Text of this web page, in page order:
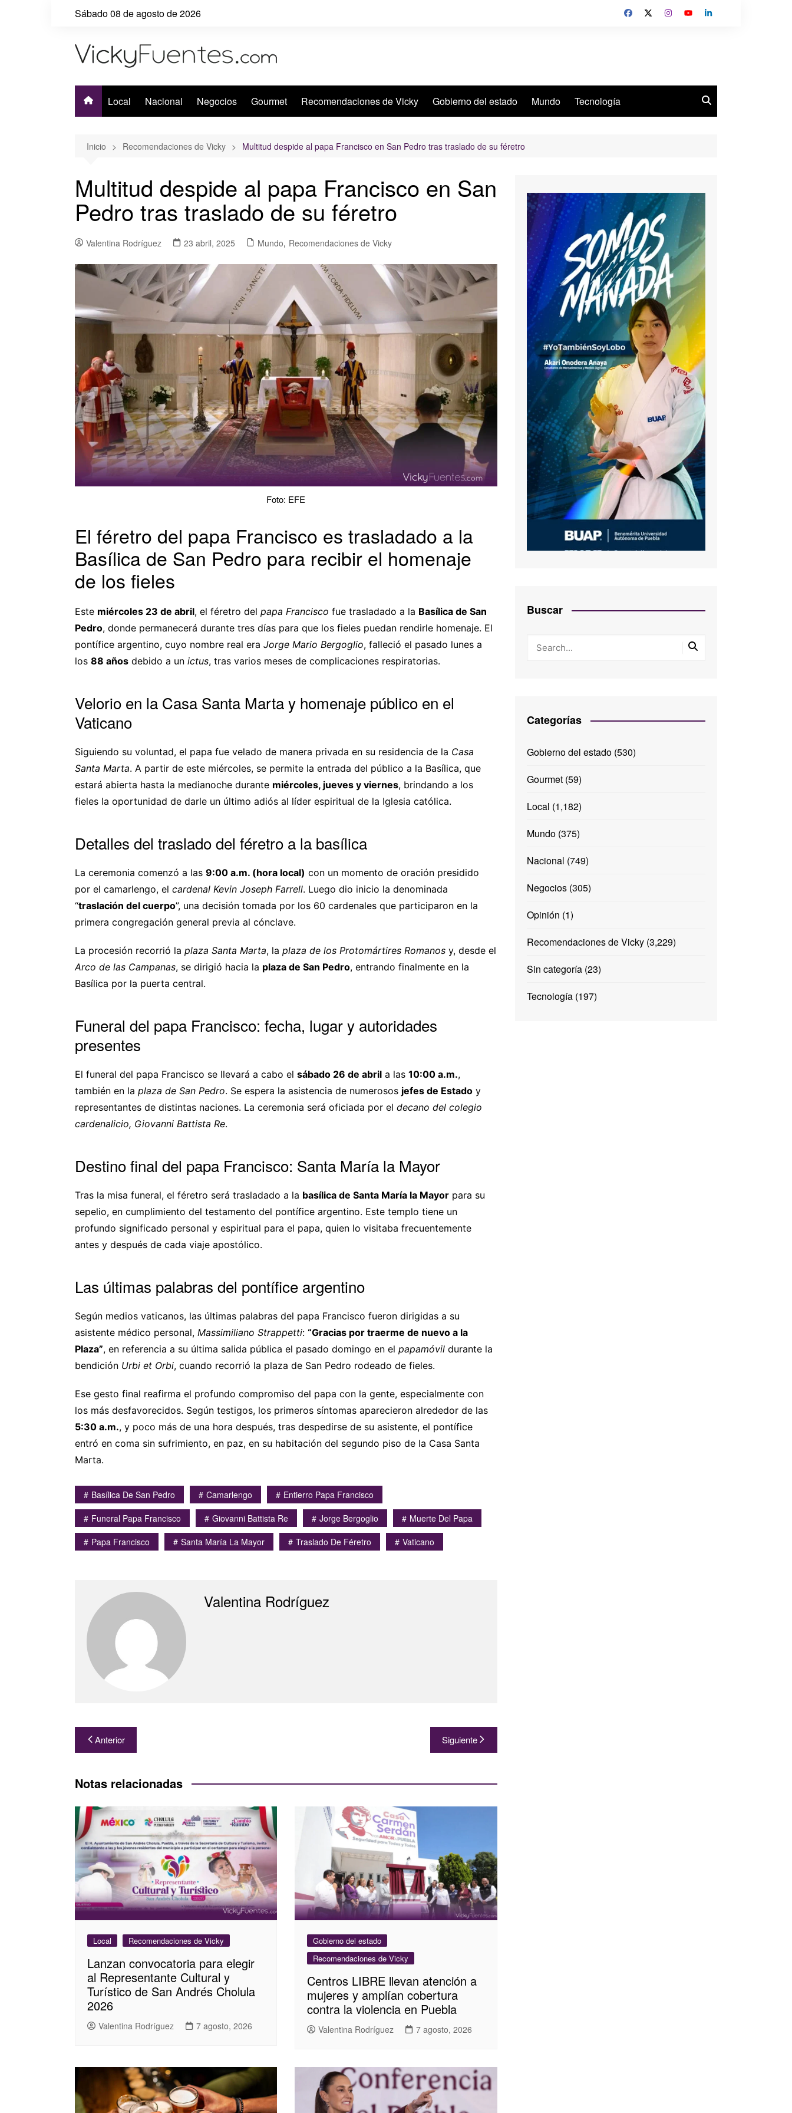
Sábado 08 de agosto de 2026
Local Nacional Negocios Gourmet Recomendaciones de Vicky Gobierno del estado Mundo Tecnología
Inicio Recomendaciones de Vicky Multitud despide al papa Francisco en San Pedro tras traslado de su féretro
Multitud despide al papa Francisco en San
Pedro tras traslado de su féretro
Valentina Rodríguez 23 abril, 2025 Mundo, Recomendaciones de Vicky
Foto: EFE
El féretro del papa Francisco es trasladado a la
Basílica de San Pedro para recibir el homenaje
de los fieles
Este miércoles 23 de abril, el féretro del papa Francisco fue trasladado a la Basílica de San
Pedro, donde permanecerá durante tres días para que los fieles puedan rendirle homenaje. El
pontífice argentino, cuyo nombre real era Jorge Mario Bergoglio, falleció el pasado lunes a
los 88 años debido a un ictus, tras varios meses de complicaciones respiratorias.
Velorio en la Casa Santa Marta y homenaje público en el
Vaticano
Siguiendo su voluntad, el papa fue velado de manera privada en su residencia de la Casa
Santa Marta. A partir de este miércoles, se permite la entrada del público a la Basílica, que
estará abierta hasta la medianoche durante miércoles, jueves y viernes, brindando a los
fieles la oportunidad de darle un último adiós al líder espiritual de la Iglesia católica.
Detalles del traslado del féretro a la basílica
La ceremonia comenzó a las 9:00 a.m. (hora local) con un momento de oración presidido
por el camarlengo, el cardenal Kevin Joseph Farrell. Luego dio inicio la denominada
“traslación del cuerpo”, una decisión tomada por los 60 cardenales que participaron en la
primera congregación general previa al cónclave.
La procesión recorrió la plaza Santa Marta, la plaza de los Protomártires Romanos y, desde el
Arco de las Campanas, se dirigió hacia la plaza de San Pedro, entrando finalmente en la
Basílica por la puerta central.
Funeral del papa Francisco: fecha, lugar y autoridades
presentes
El funeral del papa Francisco se llevará a cabo el sábado 26 de abril a las 10:00 a.m.,
también en la plaza de San Pedro. Se espera la asistencia de numerosos jefes de Estado y
representantes de distintas naciones. La ceremonia será oficiada por el decano del colegio
cardenalicio, Giovanni Battista Re.
Destino final del papa Francisco: Santa María la Mayor
Tras la misa funeral, el féretro será trasladado a la basílica de Santa María la Mayor para su
sepelio, en cumplimiento del testamento del pontífice argentino. Este templo tiene un
profundo significado personal y espiritual para el papa, quien lo visitaba frecuentemente
antes y después de cada viaje apostólico.
Las últimas palabras del pontífice argentino
Según medios vaticanos, las últimas palabras del papa Francisco fueron dirigidas a su
asistente médico personal, Massimiliano Strappetti: “Gracias por traerme de nuevo a la
Plaza”, en referencia a su última salida pública el pasado domingo en el papamóvil durante la
bendición Urbi et Orbi, cuando recorrió la plaza de San Pedro rodeado de fieles.
Ese gesto final reafirma el profundo compromiso del papa con la gente, especialmente con
los más desfavorecidos. Según testigos, los primeros síntomas aparecieron alrededor de las
5:30 a.m., y poco más de una hora después, tras despedirse de su asistente, el pontífice
entró en coma sin sufrimiento, en paz, en su habitación del segundo piso de la Casa Santa
Marta.
Basílica De San Pedro Camarlengo
Entierro Papa Francisco
Funeral Papa Francisco
Giovanni Battista Re Jorge Bergoglio
Muerte Del Papa
Papa Francisco
Santa María La Mayor Traslado De Féretro Vaticano
Valentina Rodríguez
Navegación
de
entradas
Anterior Siguiente
Notas relacionadas
Local Recomendaciones de Vicky
Lanzan convocatoria para elegir
al Representante Cultural y
Turístico de San Andrés Cholula
2026
Valentina Rodríguez 7 agosto, 2026
Gobierno del estado
Recomendaciones de Vicky
Centros LIBRE llevan atención a
mujeres y amplían cobertura
contra la violencia en Puebla
Valentina Rodríguez 7 agosto, 2026
Buscar
Categorías
Gobierno del estado(530)
Gourmet(59)
Local (1,182)
Mundo(375)
Nacional (749)
Negocios(305)
Opinión (1)
Recomendaciones de Vicky(3,229)
Sin categoría(23)
Tecnología(197)